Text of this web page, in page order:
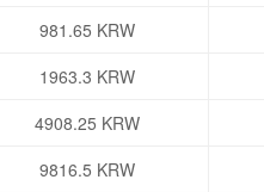
981.65 KRW
1963.3 KRW
4908.25 KRW
9816.5 KRW